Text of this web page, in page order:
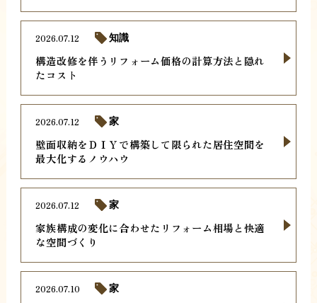
構造改修を伴うリフォーム価格の計算方法と隠れ
たコスト
2026.07.12 知識
壁面収納をＤＩＹで構築して限られた居住空間を
最大化するノウハウ
2026.07.12 家
家族構成の変化に合わせたリフォーム相場と快適
な空間づくり
2026.07.12 家
2026.07.10 家